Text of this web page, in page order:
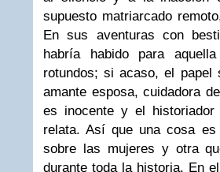
supuesto matriarcado
En sus aventuras con
habría habido para
rotundos; si acaso, el papel
amante esposa, cuidadora
es inocente y el
relata. Así que una cosa
sobre las mujeres y otra
durante toda la historia. En